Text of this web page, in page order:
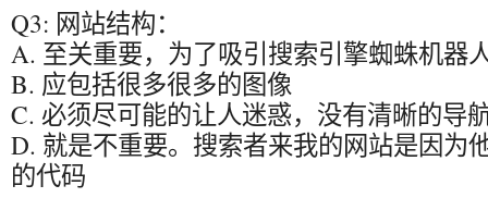
Q3: 网站结构：
A. 至关重要，为了吸引搜索引擎蜘蛛机器
B. 应包括很多很多的图像
C. 必须尽可能的让人迷惑，没有清晰的导
D. 就是不重要。搜索者来我的网站是因为
的代码